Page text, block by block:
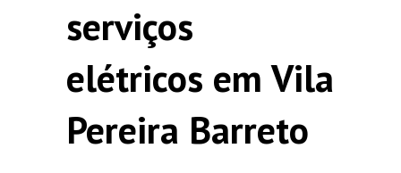
serviços
elétricos em Vila
Pereira Barreto